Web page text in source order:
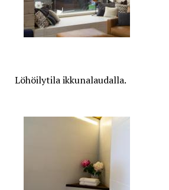
Löhöilytila ikkunalaudalla.